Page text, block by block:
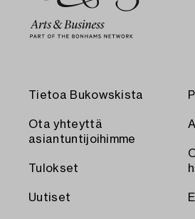
Tietoa Bukowskista
Ota yhteyttä
asiantuntijoihimme
Tulokset
Uutiset